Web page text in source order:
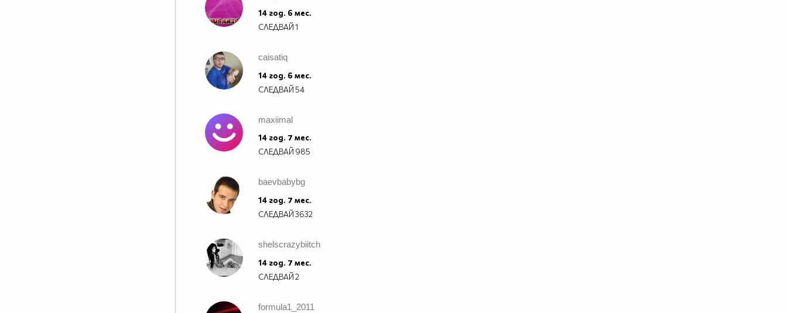
14 год. 6 мес.
СЛЕДВАЙ1
caisatiq
14 год. 6 мес.
СЛЕДВАЙ54
maxiimal
14 год. 7 мес.
СЛЕДВАЙ 985
baevbabybg
14 год. 7 мес.
СЛЕДВАЙ3632
shelscrazybiitch
14 год. 7 мес.
СЛЕДВАЙ2
formula1_2011